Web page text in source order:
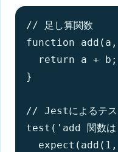
// 足し算関数
function
  return a + b;
}
// Jestによるテス
test('add 関数